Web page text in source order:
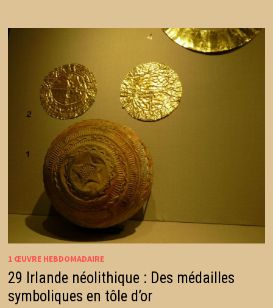
1 ŒUVRE HEBDOMADAIRE
29 Irlande néolithique : Des médailles
symboliques en tôle d’or